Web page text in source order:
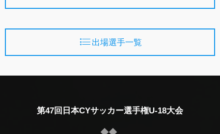
出場選手一覧
第47回日本CYサッカー選手権U-18大会